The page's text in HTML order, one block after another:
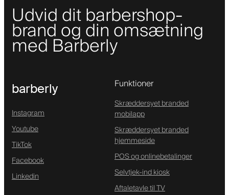
Udvid dit barbershop-
brand og din omsætning
med Barberly
barberly
Instagram
Youtube
TikTok
Facebook
Linkedin
Funktioner
Skræddersyet branded
mobilapp
Skræddersyet branded
hjemmeside
POS og onlinebetalinger
Selvtjek-ind kiosk
Aftaletavle til TV